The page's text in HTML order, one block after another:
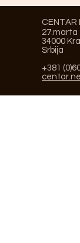
CENTAR
27.marta
34000
Srbija
+381